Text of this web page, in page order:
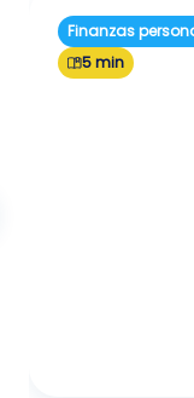
Finanzas
5 min